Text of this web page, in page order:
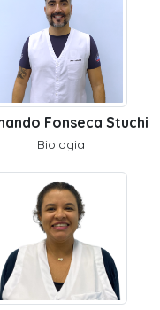
Fonseca Stuchi
Biologia